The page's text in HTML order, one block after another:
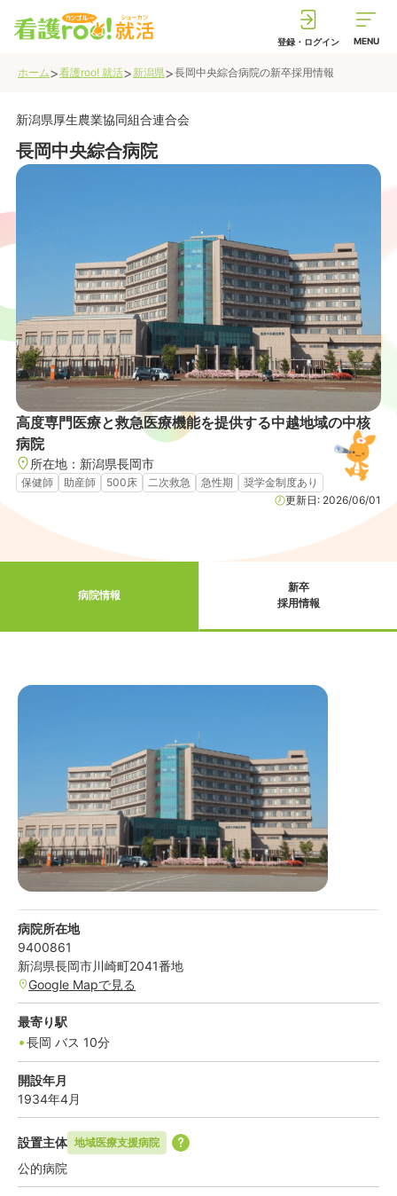
登録・ログイン MENU
ホーム>看護roo! 就活> 新潟県>長岡中央綜合病院の新卒採用情報
新潟県厚生農業協同組合連合会
長岡中央綜合病院
高度専門医療と救急医療機能を提供する中越地域の中核
病院
所在地： 新潟県長岡市
保健師 助産師 500床 二次救急 急性期
奨学金制度あり
更新日: 2026/06/01
病院情報
新卒
採用情報
病院所在地
9400861
新潟県長岡市川崎町2041番地
Google Mapで見る
最寄り駅
長岡 バス 10分
開設年月
1934年4月
設置主体 地域医療支援病院
公的病院